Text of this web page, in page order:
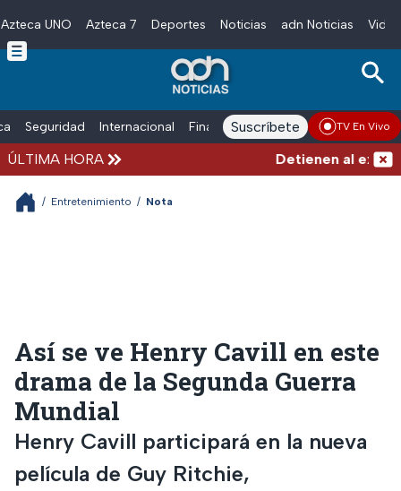
Skip to main content
Azteca UNO Azteca 7 Deportes Noticias adn Noticias
Seguridad Internacional Finanzas adn Noticias Radio
Suscríbete TV En Vivo
ÚLTIMA HORA Detienen al
/ Entretenimiento / Nota
Así se ve Henry Cavill en este
drama de la Segunda Guerra
Mundial
Henry Cavill participará en la nueva
película de Guy Ritchie,